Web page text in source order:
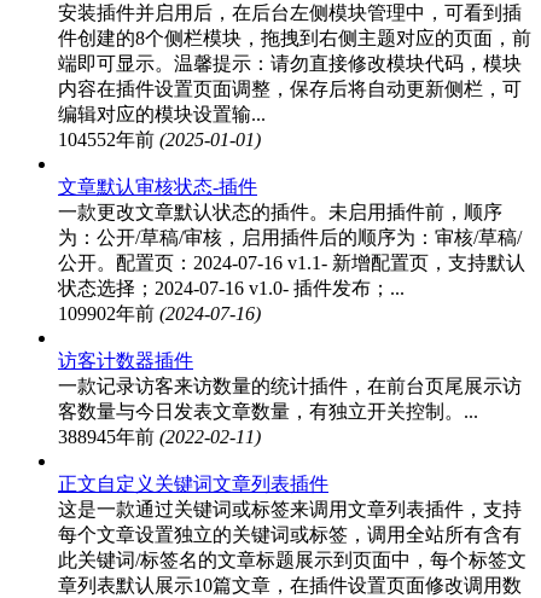
安装插件并启用后，在后台左侧模块管理中，可看到插
件创建的8个侧栏模块，拖拽到右侧主题对应的页面，前
端即可显示。温馨提示：请勿直接修改模块代码，模块
内容在插件设置页面调整，保存后将自动更新侧栏，可
编辑对应的模块设置输...
104552年前 (2025-01-01)
文章默认审核状态-插件
一款更改文章默认状态的插件。未启用插件前，顺序
为：公开/草稿/审核，启用插件后的顺序为：审核/草稿/
公开。配置页：2024-07-16 v1.1- 新增配置页，支持默认
状态选择；2024-07-16 v1.0- 插件发布；...
109902年前 (2024-07-16)
访客计数器插件
一款记录访客来访数量的统计插件，在前台页尾展示访
客数量与今日发表文章数量，有独立开关控制。...
388945年前 (2022-02-11)
正文自定义关键词文章列表插件
这是一款通过关键词或标签来调用文章列表插件，支持
每个文章设置独立的关键词或标签，调用全站所有含有
此关键词/标签名的文章标题展示到页面中，每个标签文
章列表默认展示10篇文章，在插件设置页面修改调用数